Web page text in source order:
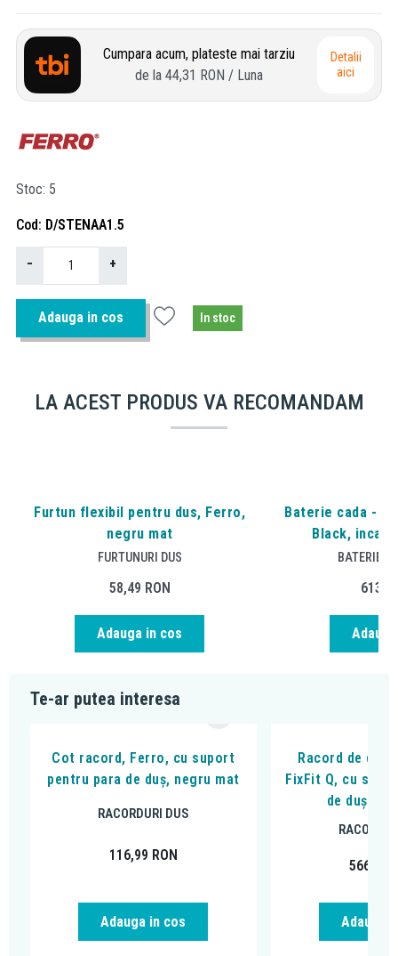
Cumpara acum, plateste mai tarziu
de la 44,31 RON / Luna
Detalii
aici
Stoc 5
Cod D/STENAA1.5
− +
Adauga in cos In stoc
LA ACEST PRODUS VA RECOMANDAM
Furtun flexibil pentru dus, Ferro,
negru mat
FURTUNURI DUS
58,49 RON
Adauga in cos
Baterie cada -
Black,
BATERIE
Te-ar putea interesa
Cot racord, Ferro, cu suport
pentru para de duș, negru mat
RACORDURI DUS
116,99 RON
Adauga in cos
Racord de duș,
FixFit Q, cu
de duș,
566,26
Adauga